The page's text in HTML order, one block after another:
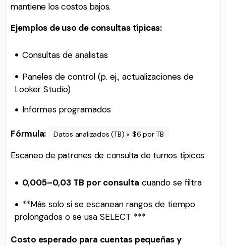
mantiene los costos bajos.
Ejemplos de uso de consultas típicas:
Consultas de analistas
Paneles de control (p. ej., actualizaciones de
Looker Studio)
Informes programados
Fórmula: Datos analizados (TB) × $6 por TB
Escaneo de patrones de consulta de turnos típicos:
0,005–0,03 TB por consulta cuando se filtra
**Más solo si se escanean rangos de tiempo
prolongados o se usa SELECT ***
Costo esperado para cuentas pequeñas y